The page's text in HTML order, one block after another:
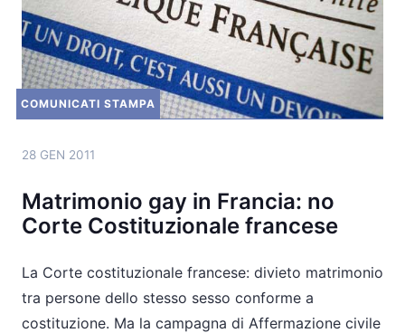
COMUNICATI STAMPA
28 GEN 2011
Matrimonio gay in Francia: no
Corte Costituzionale francese
La Corte costituzionale francese: divieto matrimonio
tra persone dello stesso sesso conforme a
costituzione. Ma la campagna di Affermazione civile